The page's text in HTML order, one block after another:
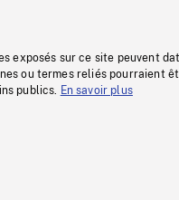
exposés sur ce site peuvent
ou termes reliés pourraient
publics. En savoir plus